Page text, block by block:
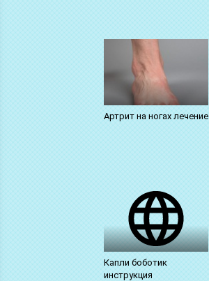
Артрит на ногах лечение
Капли боботик
инструкция